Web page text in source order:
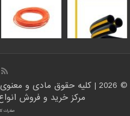
© 2026 | کلیه حقوق مادی و معنوی این وب سایت متعلق است به سایت
مرکز خرید و فروش
صادرات